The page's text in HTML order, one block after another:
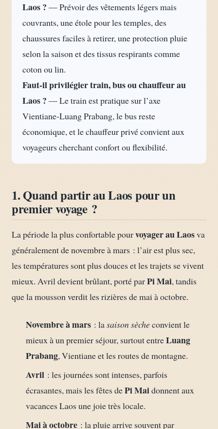
Laos ? — Prévoir des vêtements légers mais
couvrants, une étole pour les temples, des
chaussures faciles à retirer, une protection pluie
selon la saison et des tissus respirants comme
coton ou lin.
Faut-il privilégier train, bus ou chauffeur au
Laos ? — Le train est pratique sur l’axe
Vientiane-Luang Prabang, le bus reste
économique, et le chauffeur privé convient aux
voyageurs cherchant confort ou flexibilité.
1. Quand partir au Laos pour un
premier voyage ?
La période la plus confortable pourvoyager au Laosva
généralement de novembre à mars : l’air est plus sec,
les températures sont plus douces et les trajets se vivent
mieux. Avril devient brûlant, porté parPi Mai, tandis
que la mousson verdit les rizières de mai à octobre.
Novembre à mars: lasaison sècheconvient le
mieux à un premier séjour, surtout entreLuang
Prabang, Vientiane et les routes de montagne.
Avril : les journées sont intenses, parfois
écrasantes, mais les fêtes dePi Maidonnent aux
vacances Laos une joie très locale.
Mai à octobre: la pluie arrive souvent par